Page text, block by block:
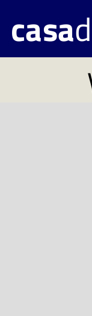
casa